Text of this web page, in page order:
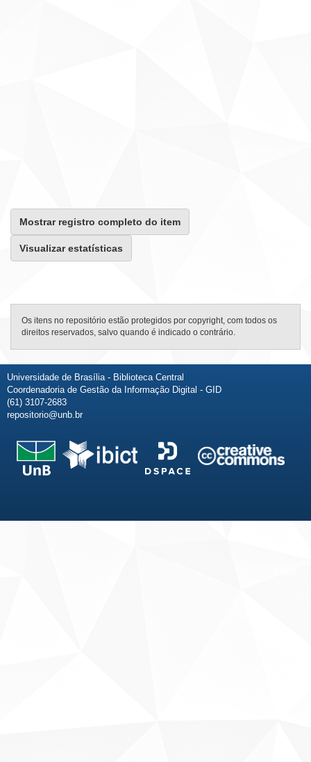
Mostrar registro completo do item
Visualizar estatísticas
Os itens no repositório estão protegidos por copyright, com todos os
direitos reservados, salvo quando é indicado o contrário.
Universidade de Brasília - Biblioteca Central
Coordenadoria de Gestão da Informação Digital - GID
(61) 3107-2683
repositorio@unb.br